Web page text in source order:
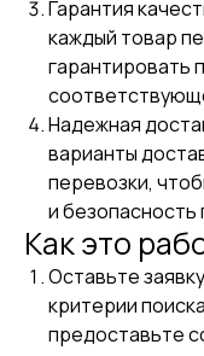
Гарантия
каждый товар
гарантировать
Надежная
варианты
перевозки,
и безопасность
Как это
Оставьте
критерии
предоставьте